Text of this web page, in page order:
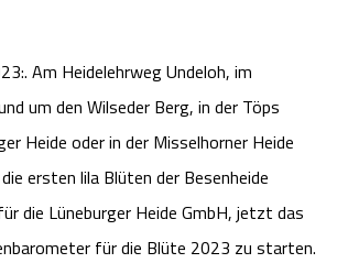
Hotels
Ferienwohnungen
Pensionen
Naturerlebnis im Winter
Ausflugsziele
Wandern
Himmel Baumwipfelpfad
Schnucken Golf
Serengeti Park
Wellness-Kurzurlaub
Wellness-Unterkünfte
Hotels mit Schwimmbad
Unterkünfte Lüneburg
& Führungen Lüneburg
Die Residenzstadt Celle
Am Heidelehrweg Undeloh, im
um den Wilseder Berg, in der Töps
Heide oder in der Misselhorner Heide
ersten lila Blüten der Besenheide
die Lüneburger Heide GmbH, jetzt das
für die Blüte 2023 zu starten.